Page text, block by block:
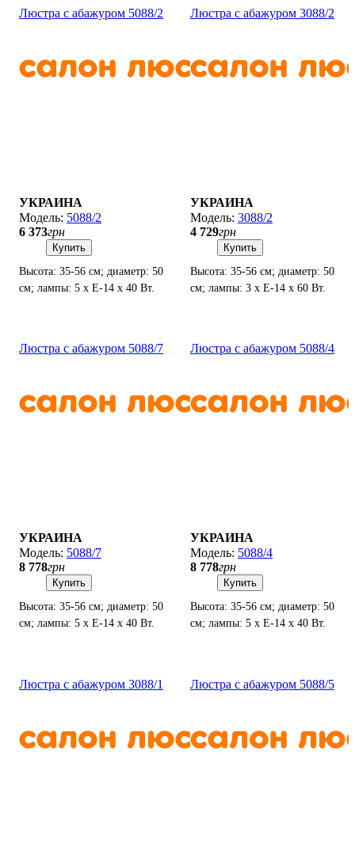
Люстра с абажуром 5088/2
УКРАИНА
5088/2
6 373грн
Купить
Высота: 35-56 см; диаметр: 50
см; лампы: 5 х Е-14 х 40 Вт.
Люстра с абажуром 3088/2
УКРАИНА
3088/2
4 729грн
Купить
Высота: 35-56 см; диаметр: 50
см; лампы: 3 х Е-14 х 60 Вт.
Люстра с абажуром 5088/7
УКРАИНА
5088/7
8 778грн
Купить
Высота: 35-56 см; диаметр: 50
см; лампы: 5 х Е-14 х 40 Вт.
Люстра с абажуром 5088/4
УКРАИНА
5088/4
8 778грн
Купить
Высота: 35-56 см; диаметр: 50
см; лампы: 5 х Е-14 х 40 Вт.
Люстра с абажуром 3088/1 Люстра с абажуром 5088/5